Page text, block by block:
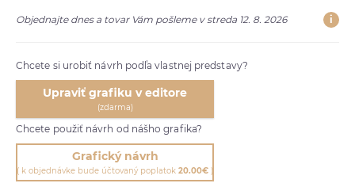
Objednajte dnes a tovar Vám pošleme v streda 12. 8. 2026 i
Chcete si urobiť návrh podľa vlastnej predstavy?
Upraviť grafiku v editore
(zdarma)
Chcete použiť návrh od nášho grafika?
Grafický návrh
( k objednávke bude účtovaný poplatok 20.00€ )